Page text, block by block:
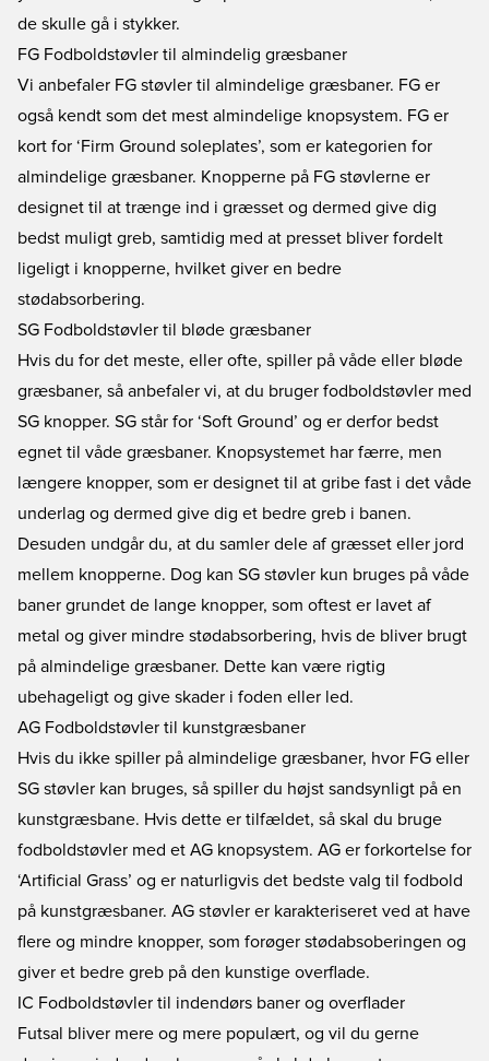
de skulle gå i stykker.
FG Fodboldstøvler til almindelig græsbaner
Vi anbefaler FG støvler til almindelige græsbaner. FG er
også kendt som det mest almindelige knopsystem. FG er
kort for ‘Firm Ground soleplates’, som er kategorien for
almindelige græsbaner. Knopperne på FG støvlerne er
designet til at trænge ind i græsset og dermed give dig
bedst muligt greb, samtidig med at presset bliver fordelt
ligeligt i knopperne, hvilket giver en bedre
stødabsorbering.
SG Fodboldstøvler til bløde græsbaner
Hvis du for det meste, eller ofte, spiller på våde eller bløde
græsbaner, så anbefaler vi, at du bruger fodboldstøvler med
SG knopper. SG står for ‘Soft Ground’ og er derfor bedst
egnet til våde græsbaner. Knopsystemet har færre, men
længere knopper, som er designet til at gribe fast i det våde
underlag og dermed give dig et bedre greb i banen.
Desuden undgår du, at du samler dele af græsset eller jord
mellem knopperne. Dog kan SG støvler kun bruges på våde
baner grundet de lange knopper, som oftest er lavet af
metal og giver mindre stødabsorbering, hvis de bliver brugt
på almindelige græsbaner. Dette kan være rigtig
ubehageligt og give skader i foden eller led.
AG Fodboldstøvler til kunstgræsbaner
Hvis du ikke spiller på almindelige græsbaner, hvor FG eller
SG støvler kan bruges, så spiller du højst sandsynligt på en
kunstgræsbane. Hvis dette er tilfældet, så skal du bruge
fodboldstøvler med et AG knopsystem. AG er forkortelse for
‘Artificial Grass’ og er naturligvis det bedste valg til fodbold
på kunstgræsbaner. AG støvler er karakteriseret ved at have
flere og mindre knopper, som forøger stødabsoberingen og
giver et bedre greb på den kunstige overflade.
IC Fodboldstøvler til indendørs baner og overflader
Futsal bliver mere og mere populært, og vil du gerne